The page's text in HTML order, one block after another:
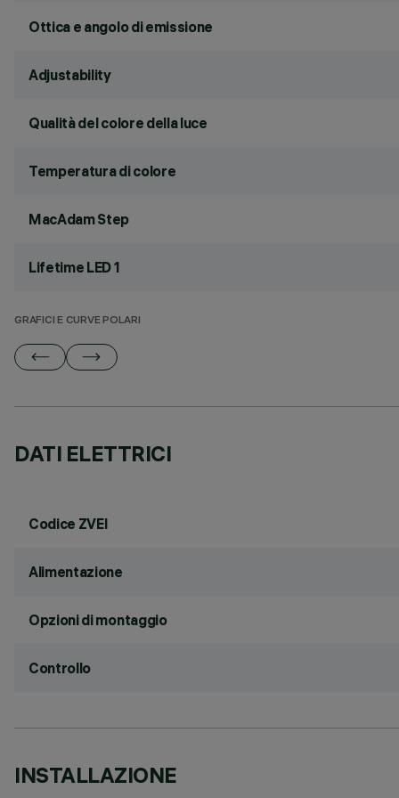
Ottica e angolo di emissione
Adjustability
Qualità del colore della luce
Temperatura di colore
MacAdam Step
Lifetime LED 1
GRAFICI E CURVE POLARI
DATI ELETTRICI
Codice ZVEI
Alimentazione
Opzioni di montaggio
Controllo
INSTALLAZIONE